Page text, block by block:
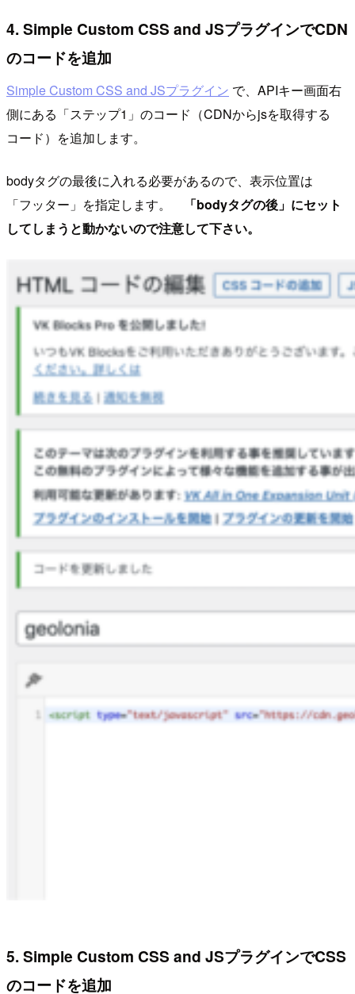
4. Simple Custom CSS and JSプラグインでCDN
のコードを追加
Simple Custom CSS and JSプラグイン で、APIキー画面右
側にある「ステップ1」のコード（CDNからjsを取得する
コード）を追加します。
bodyタグの最後に入れる必要があるので、表示位置は
「フッター」を指定します。
「bodyタグの後」にセット
してしまうと動かないので注意して下さい。
5. Simple Custom CSS and JSプラグインでCSS
のコードを追加